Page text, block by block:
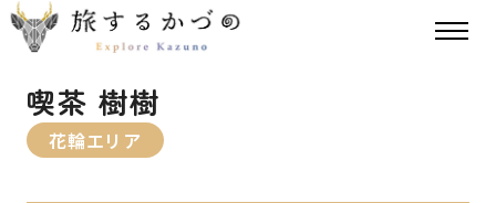
喫茶 樹樹
花輪エリア